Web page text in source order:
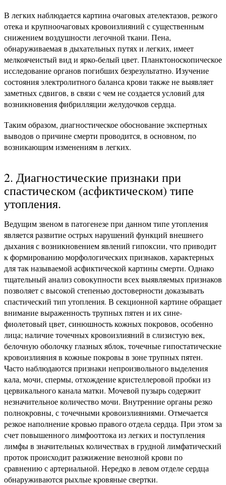
В легких наблюдается картина очаговых ателектазов, резкого
отека и крупноочаговых кровоизлияний с существенным
снижением воздушности легочной ткани. Пена,
обнаруживаемая в дыхательных путях и легких, имеет
мелкоячеистый вид и ярко-белый цвет. Планктоноскопическое
исследование органов погибших безрезультатно. Изучение
состояния электролитного баланса крови также не выявляет
заметных сдвигов, в связи с чем не создается условий для
возникновения фибрилляции желудочков сердца.
Таким образом, диагностическое обоснование экспертных
выводов о причине смерти проводится, в основном, по
возникающим изменениям в легких.
2. Диагностические признаки при
спастическом (асфиктическом) типе
утопления.
Ведущим звеном в патогенезе при данном типе утопления
является развитие острых нарушений функций внешнего
дыхания с возникновением явлений гипоксии, что приводит
к формированию морфологических признаков, характерных
для так называемой асфиктической картины смерти. Однако
тщательный анализ совокупности всех выявляемых признаков
позволяет с высокой степенью достоверности доказывать
спастический тип утопления. В секционной картине обращает
внимание выраженность трупных пятен и их сине-
фиолетовый цвет, синюшность кожных покровов, особенно
лица; наличие точечных кровоизлияний в слизистую век,
белочную оболочку глазных яблок, точечные гипостатические
кровоизлияния в кожные покровы в зоне трупных пятен.
Часто наблюдаются признаки непроизвольного выделения
кала, мочи, спермы, отхождение кристеллеровой пробки из
цервикального канала матки. Мочевой пузырь содержит
незначительное количество мочи. Внутренние органы резко
полнокровны, с точечными кровоизлияниями. Отмечается
резкое наполнение кровью правого отдела сердца. При этом за
счет повышенного лимфооттока из легких и поступления
лимфы в значительных количествах в грудной лимфатический
проток происходит разжижение венозной крови по
сравнению с артериальной. Нередко в левом отделе сердца
обнаруживаются рыхлые кровяные свертки.